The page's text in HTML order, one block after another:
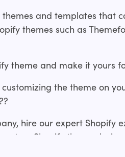
and templates that
themes such as
theme and make it yours
the theme on
hire our expert Shopify
Shopify theme design.
tweaks to an existing